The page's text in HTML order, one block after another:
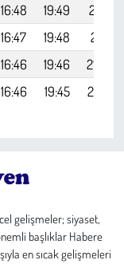
16:48 19:49
21:13
16:47 19:48
21:11
16:46 19:46
21:09
16:46 19:45 21:07
gelişmeler; siyaset,
başlıklar Habere
en sıcak gelişmeleri